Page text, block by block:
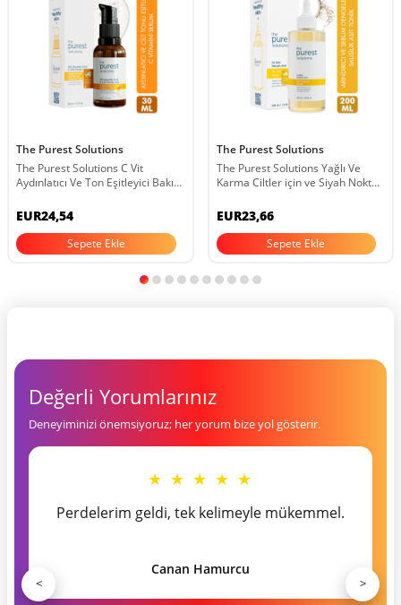
The Purest Solutions
The Purest Solutions C Vit
Aydınlatıcı Ve Ton Eşitleyici Bakım
& Ferulic Acid %0,5
EUR24,54
Sepete Ekle
The Purest Solutions
The Purest Solutions Yağlı Ve
Karma Ciltler için ve Siyah Nokta
EUR23,66
Sepete Ekle
Değerli Yorumlarınız
Deneyiminizi önemsiyoruz; her yorum bize yol gösterir.
★ ★ ★ ★ ★
Perdelerim geldi, tek kelimeyle mükemmel.
Canan Hamurcu
< >